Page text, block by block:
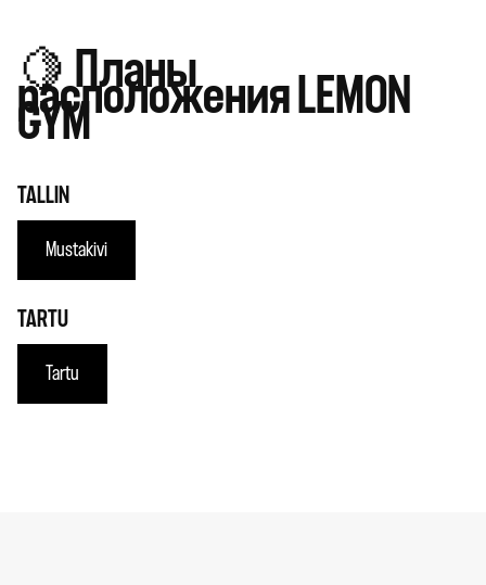
🍋 Планы
расположения LEMON
GYM
TALLIN
Mustakivi
TARTU
Tartu